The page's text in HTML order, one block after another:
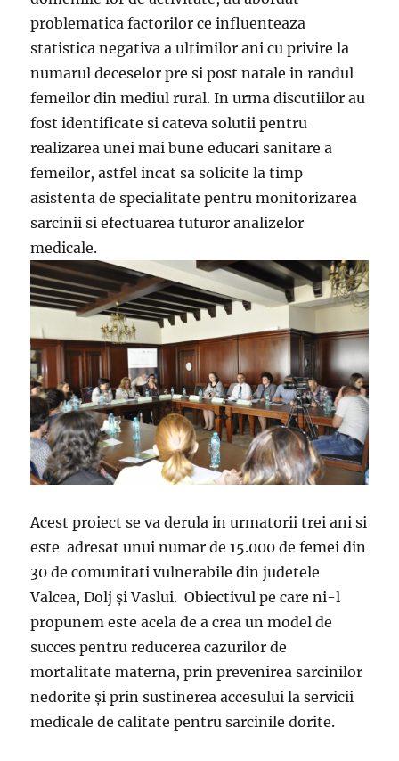
problematica factorilor ce influenteaza
statistica negativa a ultimilor ani cu privire la
numarul deceselor pre si post natale in randul
femeilor din mediul rural. In urma discutiilor au
fost identificate si cateva solutii pentru
realizarea unei mai bune educari sanitare a
femeilor, astfel incat sa solicite la timp
asistenta de specialitate pentru monitorizarea
sarcinii si efectuarea tuturor analizelor
medicale.
Acest proiect se va derula in urmatorii trei ani si
este adresat unui numar de 15.000 de femei din
30 de comunitati vulnerabile din judetele
Valcea, Dolj și Vaslui. Obiectivul pe care ni-l
propunem este acela de a crea un model de
succes pentru reducerea cazurilor de
mortalitate materna, prin prevenirea sarcinilor
nedorite și prin sustinerea accesului la servicii
medicale de calitate pentru sarcinile dorite.